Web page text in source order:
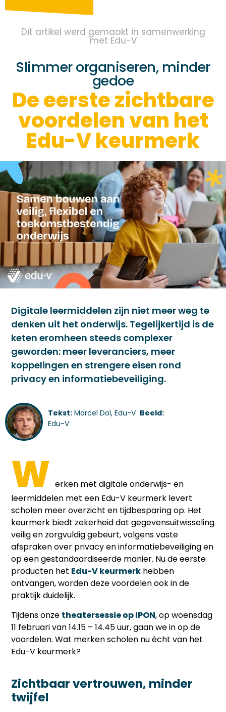
Dit artikel werd gemaakt in samenwerking
met Edu-V
Slimmer organiseren, minder
gedoe
De eerste zichtbare
voordelen van het
Edu-V keurmerk
Digitale leermiddelen zijn niet meer weg te
denken uit het onderwijs. Tegelijkertijd is de
keten eromheen steeds complexer
geworden: meer leveranciers, meer
koppelingen en strengere eisen rond
privacy en informatiebeveiliging.
Tekst: Marcel Dol, Edu-V Beeld:
Edu-V
W erken met digitale onderwijs- en
leermiddelen met een Edu-V keurmerk levert
scholen meer overzicht en tijdbesparing op. Het
keurmerk biedt zekerheid dat gegevensuitwisseling
veilig en zorgvuldig gebeurt, volgens vaste
afspraken over privacy en informatiebeveiliging en
op een gestandaardiseerde manier. Nu de eerste
producten het Edu-V keurmerk hebben
ontvangen, worden deze voordelen ook in de
praktijk duidelijk.
Tijdens onze theatersessie op IPON, op woensdag
11 februari van 14.15 – 14.45 uur, gaan we in op de
voordelen. Wat merken scholen nu écht van het
Edu-V keurmerk?
Zichtbaar vertrouwen, minder
twijfel